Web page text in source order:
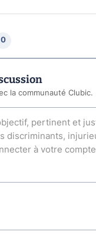
0
la communauté Clubic.